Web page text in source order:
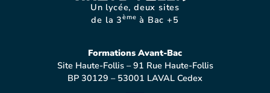
Un lycée, deux sites
de la 3ème à Bac +5
Formations Avant-Bac
Site Haute-Follis – 91 Rue Haute-Follis
BP 30129 – 53001 LAVAL Cedex